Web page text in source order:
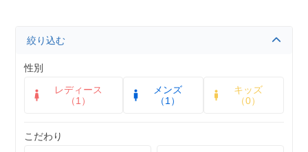
絞り込む
性別
レディース
（1）
メンズ
（1）
キッズ
（0）
こだわり